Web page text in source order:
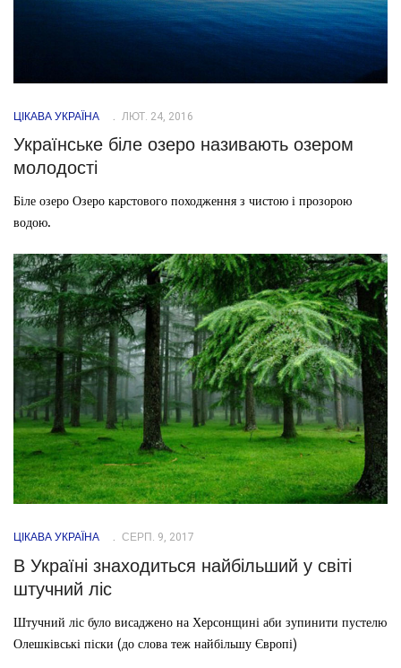
ЦІКАВА УКРАЇНА ЛЮТ. 24, 2016
Українське біле озеро називають озером
молодості
Біле озеро Озеро карстового походження з чистою і прозорою
водою.
ЦІКАВА УКРАЇНА СЕРП. 9, 2017
В Україні знаходиться найбільший у світі
штучний ліс
Штучний ліс було висаджено на Херсонщині аби зупинити пустелю
Олешківські піски (до слова теж найбільшу Європі)